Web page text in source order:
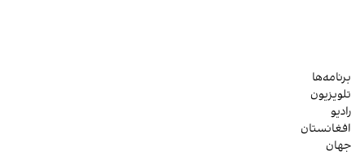
برنامه‌ها
تلویزیون
رادیو
افغانستان
جهان